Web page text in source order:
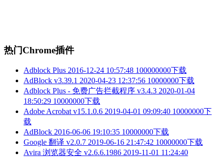
热门Chrome插件
Adblock Plus 2016-12-24 10:57:48 100000000下载
AdBlock v3.39.1 2020-04-23 12:37:56 10000000下载
Adblock Plus - 免费广告拦截程序 v3.4.3 2020-01-04
18:50:29 10000000下载
Adobe Acrobat v15.1.0.6 2019-04-01 09:09:40 10000000下
载
AdBlock 2016-06-06 19:10:35 10000000下载
Google 翻译 v2.0.7 2019-06-16 21:47:42 10000000下载
Avira 浏览器安全 v2.6.6.1986 2019-11-01 11:24:40